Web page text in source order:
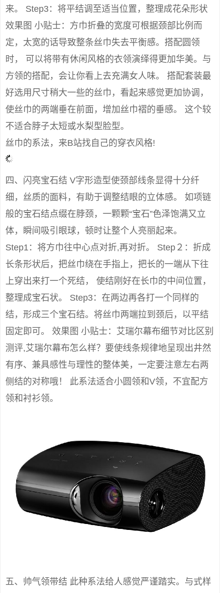
来。 Step3：将平结调至适当位置，整理成花朵形状
效果图 小贴士：方巾折叠的宽度可根据颈部比例而
定，太宽的话导致整条丝巾失去平衡感。搭配圆领
时， 可以将带有休闲风格的衣领演绎得更加华美。与
方领的搭配，会让你看上去充满女人味。 搭配套装最
好选用尺寸稍大一些的丝巾，看起来感觉更加协调，
使丝巾的两端垂在前面，增加丝巾褶的垂感。 这个较
不适合脖子太短或水梨型脸型。
丝巾的系法，来B站找自己的穿衣风格!
四、闪亮宝石结 V字形造型使颈部线条显得十分纤
细，丝质的面料，有助于调整结眼的立体感。 如项链
般的宝石结点缀在脖颈，一颗颗“宝石”色泽饱满又立
体，瞬间吸引眼球，顿时让整个人亮丽起来。
Step1：将方巾往中心点对折,再对折。 Step２：折成
长条形状后，把丝巾绕在手指上，把长的一端从下往
上穿出来打一个死结， 使结刚好在长巾的中间位置，
整理成宝石状。 Step3：在两边再各打一个同样的
结，形成三个宝石结。将丝巾两端拉到颈后，以平结
固定即可。 效果图 小贴士：艾瑞尔幕布细节对比区别
测评,艾瑞尔幕布怎么样？要使线条规律地呈现出井然
有序、兼具感性与理性的整体美，一定要注意左右两
侧结的对称哦！ 此系法适合小圆领和V领，不宜配方
领和衬衫领。
五、帅气领带结 此种系法给人感觉严谨踏实。与式样